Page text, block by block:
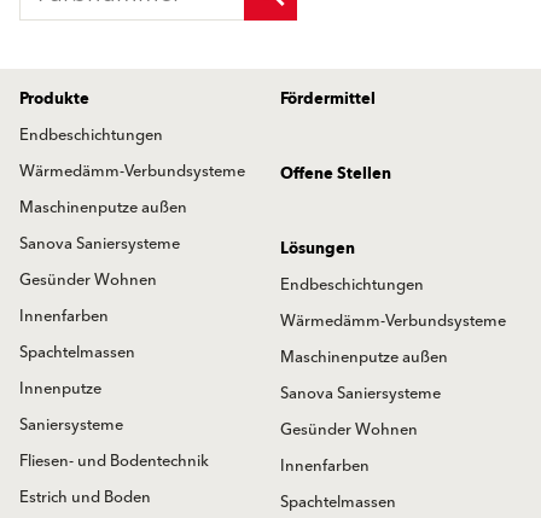
Produkte
Endbeschichtungen
Wärmedämm-Verbundsysteme
Maschinenputze außen
Sanova Saniersysteme
Gesünder Wohnen
Innenfarben
Spachtelmassen
Innenputze
Saniersysteme
Fliesen- und Bodentechnik
Estrich und Boden
Fördermittel
Offene Stellen
Lösungen
Endbeschichtungen
Wärmedämm-Verbundsysteme
Maschinenputze außen
Sanova Saniersysteme
Gesünder Wohnen
Innenfarben
Spachtelmassen